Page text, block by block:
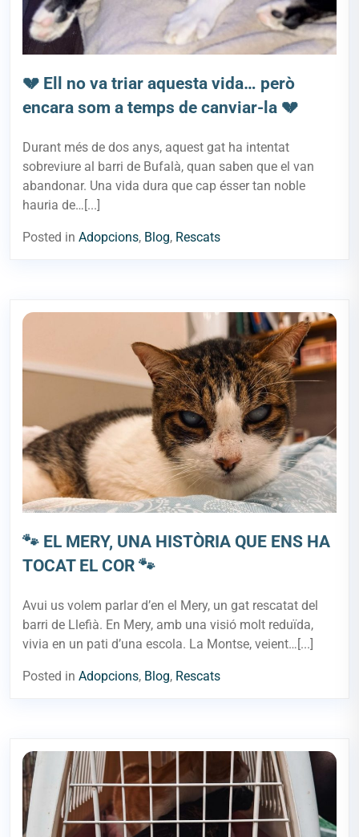
💔 Ell no va triar aquesta vida… però
encara som a temps de canviar-la 💔
Durant més de dos anys, aquest gat ha intentat
sobreviure al barri de Bufalà, quan saben que el van
abandonar. Una vida dura que cap ésser tan noble
hauria de…[...]
Posted in Adopcions, Blog, Rescats
🐾 EL MERY, UNA HISTÒRIA QUE ENS HA
TOCAT EL COR 🐾
Avui us volem parlar d’en el Mery, un gat rescatat del
barri de Llefià. En Mery, amb una visió molt reduïda,
vivia en un pati d’una escola. La Montse, veient…[...]
Posted in Adopcions, Blog, Rescats